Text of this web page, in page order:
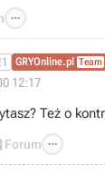

GRYOnline.pl Team
12:17
Też o
Forum 